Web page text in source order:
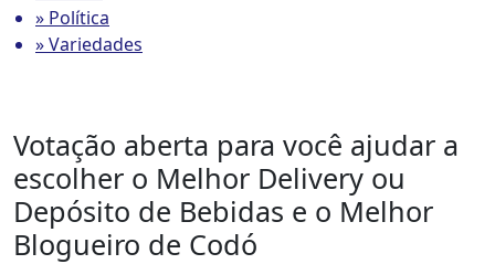
» Política
» Variedades
Votação aberta para você ajudar a
escolher o Melhor Delivery ou
Depósito de Bebidas e o Melhor
Blogueiro de Codó